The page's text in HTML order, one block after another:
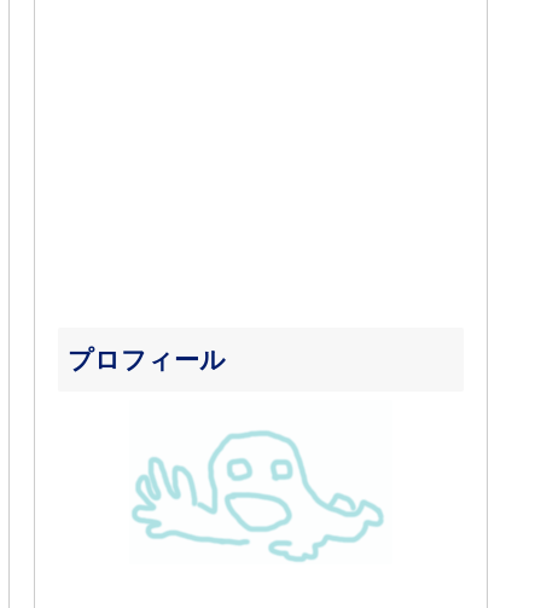
プロフィール